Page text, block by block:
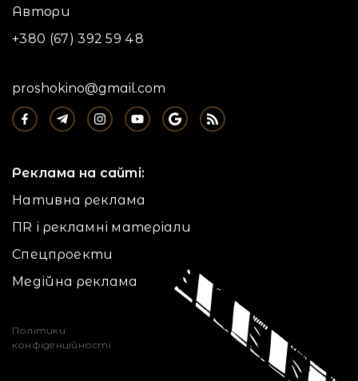
Автори
+380 (67) 392 59 48
proshokino@gmail.com
Реклама на сайті:
Нативна реклама
ПR і рекламні матеріали
Спецпроекти
Медійна реклама
Політики
конфіденційності